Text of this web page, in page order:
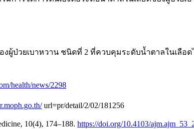
ผู้ป่วยเบาหวาน ชนิดที่ 2 ที่ควบคุมระดับน้ำตาลในเลือ
health/news/2298
url=pr/detail/2/02/181256
10(4), 174–188. https://doi.org/10.4103/